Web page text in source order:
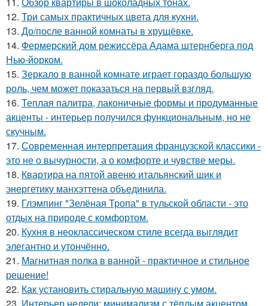
12. Три самых практичных цвета для кухни.
13. До/после ванной комнаты в хрущёвке.
14. Фермерский дом режиссёра Адама штернберга под
Нью-йорком.
15. Зеркало в ванной комнате играет гораздо большую
роль, чем может показаться на первый взгляд.
16. Теплая палитра, лаконичные формы и продуманные
акценты - интерьер получился функциональным, но не
скучным.
17. Современная интерпретация французской классики -
это не о вычурности, а о комфорте и чувстве меры.
18. Квартира на пятой авеню итальянский шик и
энергетику манхэттена объединила.
19. Глэмпинг "Зелёная Тропа" в тульской области - это
отдых на природе с комфортом.
20. Кухня в неоклассическом стиле всегда выглядит
элегантно и утончённо.
21. Магнитная полка в ванной - практичное и стильное
решение!
22. Как установить стиральную машину с умом.